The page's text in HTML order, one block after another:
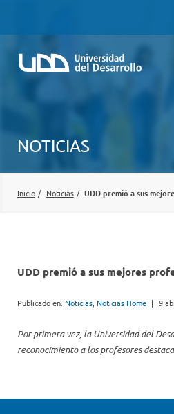
NOTICIAS
Inicio / Noticias / UDD premió a sus
UDD premió a sus mejores
Publicado en: Noticias Noticias Home | 9
Por primera vez, la Universidad del
reconocimiento a los profesores